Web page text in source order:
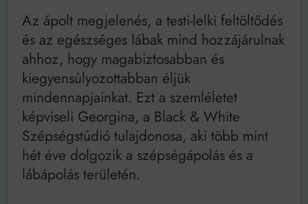
működik, ha jól van felújítva
Az ápolt megjelenés, a testi-lelki feltöltődés
és az egészséges lábak mind hozzájárulnak
ahhoz, hogy magabiztosabban és
kiegyensúlyozottabban éljük
mindennapjainkat. Ezt a szemléletet
képviseli Georgina, a Black & White
Szépségstúdió tulajdonosa, aki több mint
hét éve dolgozik a szépségápolás és a
lábápolás területén.